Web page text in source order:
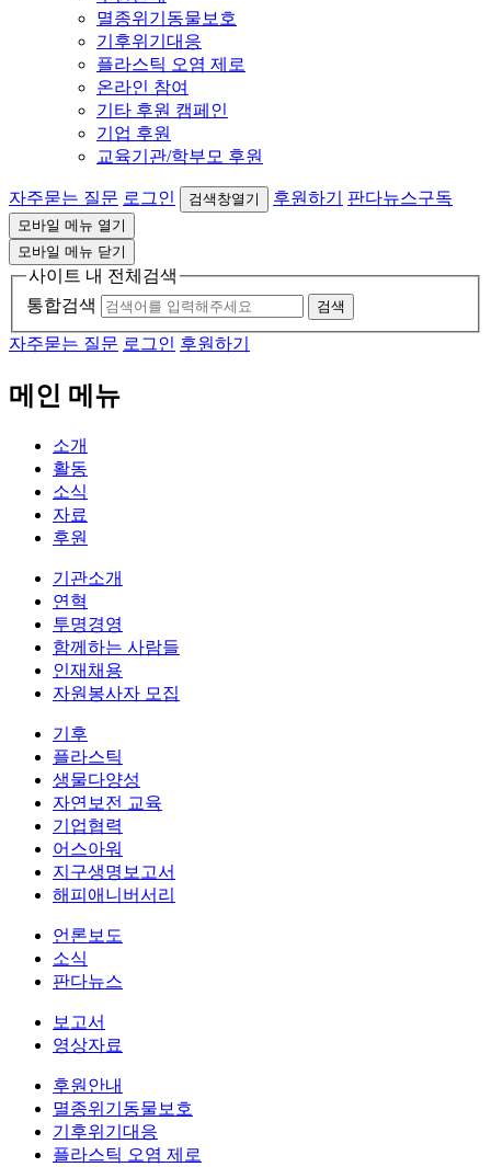
멸종위기동물보호
기후위기대응
플라스틱 오염 제로
온라인 참여
기타 후원 캠페인
기업 후원
교육기관/학부모 후원
자주묻는 질문 로그인 검색창열기 후원하기 판다뉴스구독
모바일 메뉴 열기
모바일 메뉴 닫기
사이트 내 전체검색
통합검색
검색
자주묻는 질문 로그인 후원하기
메인 메뉴
소개
활동
소식
자료
후원
기관소개
연혁
투명경영
함께하는 사람들
인재채용
자원봉사자 모집
기후
플라스틱
생물다양성
자연보전 교육
기업협력
어스아워
지구생명보고서
해피애니버서리
언론보도
소식
판다뉴스
보고서
영상자료
후원안내
멸종위기동물보호
기후위기대응
플라스틱 오염 제로